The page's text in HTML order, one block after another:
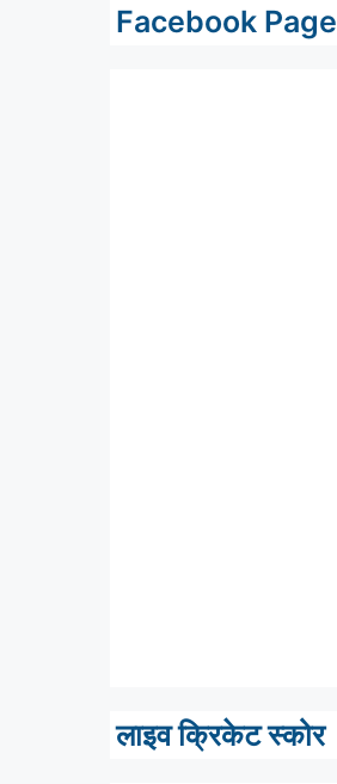
Facebook Page
लाइव क्रिकेट स्कोर